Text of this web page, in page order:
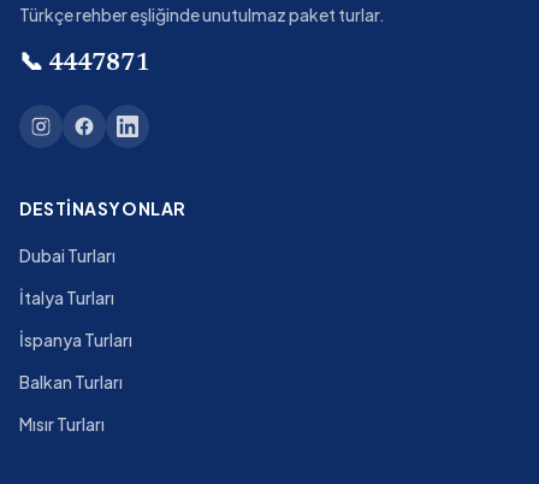
Türkçe rehber eşliğinde unutulmaz paket turlar.
📞 4447871
DESTINASYONLAR
Dubai Turları
İtalya Turları
İspanya Turları
Balkan Turları
Mısır Turları